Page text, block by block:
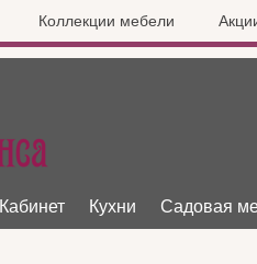
Коллекции мебели
Кабинет Кухни Садовая